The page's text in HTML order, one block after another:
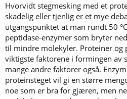
Hvorvidt stegmesking med et
skadelig eller tjenlig er et mye
utgangspunktet at man rundt 50
peptidase-enzymer som bryter
til mindre molekyler. Proteiner og
viktigste faktorene i formingen av
mange andre faktorer også.
proteinsteget vil gi en større
noe som er bra for gjæren, men